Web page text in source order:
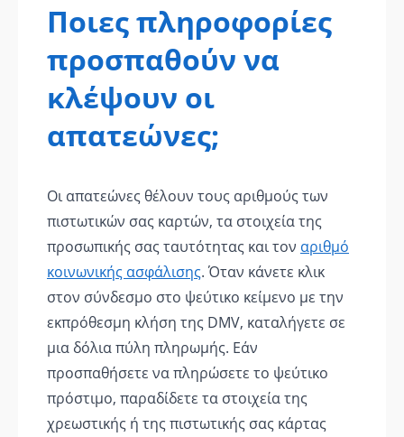
Ποιες πληροφορίες
προσπαθούν να
κλέψουν οι
απατεώνες;
Οι απατεώνες θέλουν τους αριθμούς των
πιστωτικών σας καρτών, τα στοιχεία της
προσωπικής σας ταυτότητας και τον αριθμό
κοινωνικής ασφάλισης. Όταν κάνετε κλικ
στον σύνδεσμο στο ψεύτικο κείμενο με την
εκπρόθεσμη κλήση της DMV, καταλήγετε σε
μια δόλια πύλη πληρωμής. Εάν
προσπαθήσετε να πληρώσετε το ψεύτικο
πρόστιμο, παραδίδετε τα στοιχεία της
χρεωστικής ή της πιστωτικής σας κάρτας